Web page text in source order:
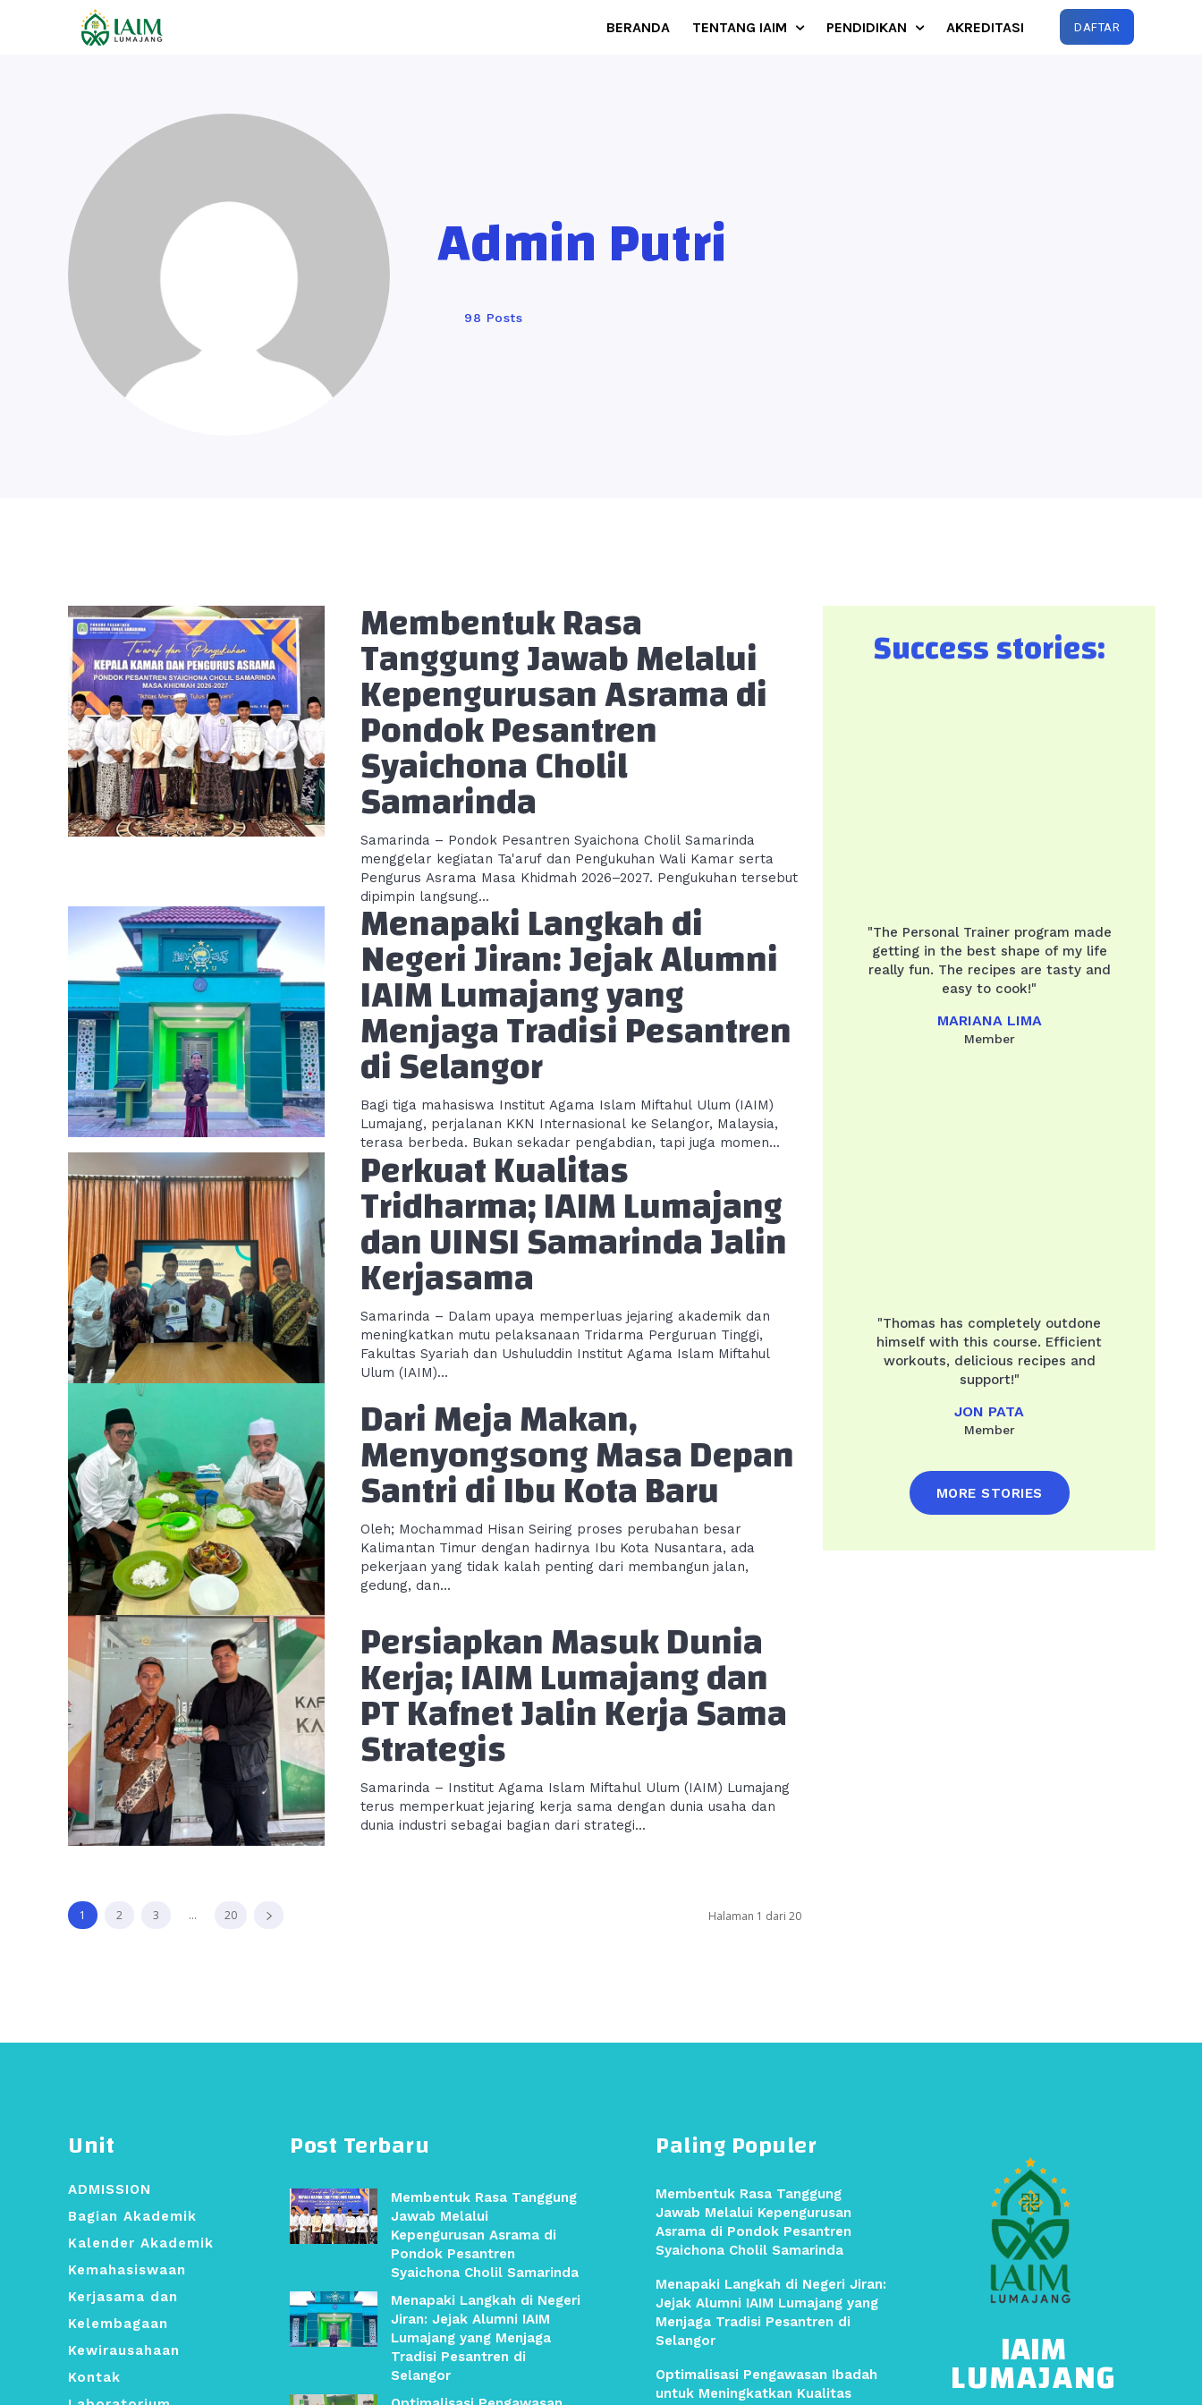
BERANDA TENTANG IAIM PENDIDIKAN AKREDITASI DAFTAR
Admin Putri
98 Posts
Membentuk Rasa
Tanggung Jawab Melalui
Kepengurusan Asrama di
Pondok Pesantren
Syaichona Cholil
Samarinda
Samarinda – Pondok Pesantren Syaichona Cholil Samarinda
menggelar kegiatan Ta'aruf dan Pengukuhan Wali Kamar serta
Pengurus Asrama Masa Khidmah 2026–2027. Pengukuhan tersebut
dipimpin langsung...
Menapaki Langkah di
Negeri Jiran: Jejak Alumni
IAIM Lumajang yang
Menjaga Tradisi Pesantren
di Selangor
Bagi tiga mahasiswa Institut Agama Islam Miftahul Ulum (IAIM)
Lumajang, perjalanan KKN Internasional ke Selangor, Malaysia,
terasa berbeda. Bukan sekadar pengabdian, tapi juga momen...
Perkuat Kualitas
Tridharma; IAIM Lumajang
dan UINSI Samarinda Jalin
Kerjasama
Samarinda – Dalam upaya memperluas jejaring akademik dan
meningkatkan mutu pelaksanaan Tridarma Perguruan Tinggi,
Fakultas Syariah dan Ushuluddin Institut Agama Islam Miftahul
Ulum (IAIM)...
Dari Meja Makan,
Menyongsong Masa Depan
Santri di Ibu Kota Baru
Oleh; Mochammad Hisan Seiring proses perubahan besar
Kalimantan Timur dengan hadirnya Ibu Kota Nusantara, ada
pekerjaan yang tidak kalah penting dari membangun jalan,
gedung, dan...
Persiapkan Masuk Dunia
Kerja; IAIM Lumajang dan
PT Kafnet Jalin Kerja Sama
Strategis
Samarinda – Institut Agama Islam Miftahul Ulum (IAIM) Lumajang
terus memperkuat jejaring kerja sama dengan dunia usaha dan
dunia industri sebagai bagian dari strategi...
1 2 3 ... 20 Halaman 1 dari 20
Success stories:
"The Personal Trainer program made
getting in the best shape of my life
really fun. The recipes are tasty and
easy to cook!"
MARIANA LIMA
Member
"Thomas has completely outdone
himself with this course. Efficient
workouts, delicious recipes and
support!"
JON PATA
Member
MORE STORIES
Unit
ADMISSION
Bagian Akademik
Kalender Akademik
Kemahasiswaan
Kerjasama dan
Kelembagaan
Kewirausahaan
Kontak
Post Terbaru
Membentuk Rasa Tanggung
Jawab Melalui
Kepengurusan Asrama di
Pondok Pesantren
Syaichona Cholil Samarinda
Menapaki Langkah di Negeri
Jiran: Jejak Alumni IAIM
Lumajang yang Menjaga
Tradisi Pesantren di
Selangor
Paling Populer
Membentuk Rasa Tanggung
Jawab Melalui Kepengurusan
Asrama di Pondok Pesantren
Syaichona Cholil Samarinda
Menapaki Langkah di Negeri Jiran:
Jejak Alumni IAIM Lumajang yang
Menjaga Tradisi Pesantren di
Selangor
Optimalisasi Pengawasan Ibadah
untuk Meningkatkan Kualitas
IAIM
LUMAJANG